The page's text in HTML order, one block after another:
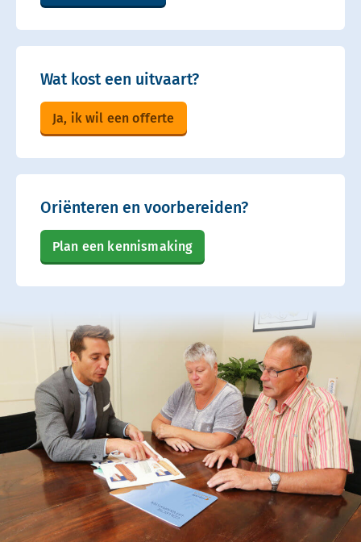
Wat kost een uitvaart?
Ja, ik wil een offerte
Oriënteren en voorbereiden?
Plan een kennismaking